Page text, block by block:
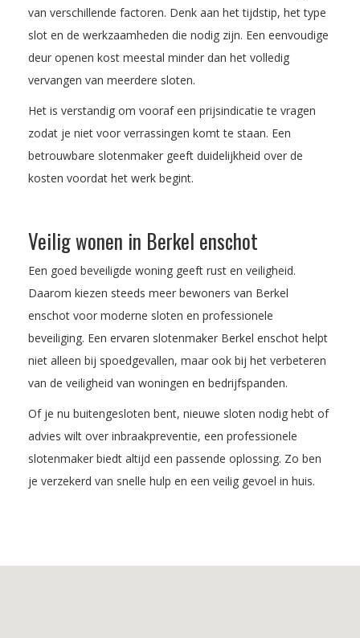
van verschillende factoren. Denk aan het tijdstip, het type
slot en de werkzaamheden die nodig zijn. Een eenvoudige
deur openen kost meestal minder dan het volledig
vervangen van meerdere sloten.
Het is verstandig om vooraf een prijsindicatie te vragen
zodat je niet voor verrassingen komt te staan. Een
betrouwbare slotenmaker geeft duidelijkheid over de
kosten voordat het werk begint.
Veilig wonen in Berkel enschot
Een goed beveiligde woning geeft rust en veiligheid.
Daarom kiezen steeds meer bewoners van Berkel
enschot voor moderne sloten en professionele
beveiliging. Een ervaren slotenmaker Berkel enschot helpt
niet alleen bij spoedgevallen, maar ook bij het verbeteren
van de veiligheid van woningen en bedrijfspanden.
Of je nu buitengesloten bent, nieuwe sloten nodig hebt of
advies wilt over inbraakpreventie, een professionele
slotenmaker biedt altijd een passende oplossing. Zo ben
je verzekerd van snelle hulp en een veilig gevoel in huis.